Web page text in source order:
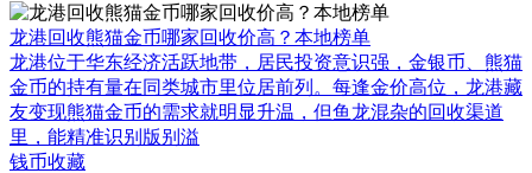
龙港回收熊猫金币哪家回收价高？本地榜单
龙港位于华东经济活跃地带，居民投资意识强，金银币、熊猫
金币的持有量在同类城市里位居前列。每逢金价高位，龙港藏
友变现熊猫金币的需求就明显升温，但鱼龙混杂的回收渠道
里，能精准识别版别溢
钱币收藏